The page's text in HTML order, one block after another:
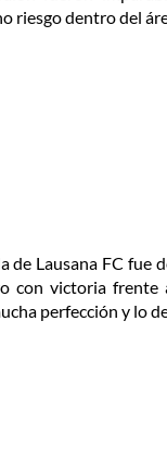
riesgo dentro del
de Lausana FC fue
con victoria frente
perfección y lo